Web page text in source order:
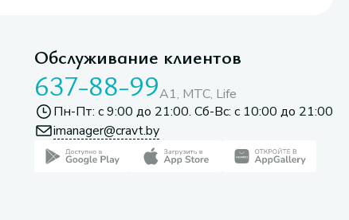
Обслуживание клиентов
637-88-99A1, МТС, Life
Пн-Пт: с 9:00 до 21:00. Сб-Вс: с 10:00 до 21:00
imanager@cravt.by